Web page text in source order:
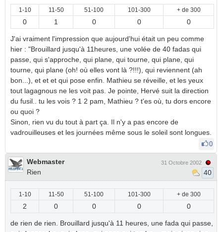
1-10 11-50 51-100 101-300 + de 300
0 1 0 0 0
J'ai vraiment l'impression que aujourd'hui était un peu comme
hier : "Brouillard jusqu'à 11heures, une volée de 40 fadas qui
passe, qui s'approche, qui plane, qui tourne, qui plane, qui
tourne, qui plane (oh! où elles vont là ?!!!), qui reviennent (ah
bon...), et et et qui pose enfin. Mathieu se réveille, et les yeux
tout lagagnous ne les voit pas. Je pointe, Hervé suit la direction
du fusil.. tu les vois ? 1 2 pam, Mathieu ? t'es où, tu dors encore
ou quoi ?
Sinon, rien vu du tout à part ça. Il n'y a pas encore de
vadrouilleuses et les journées même sous le soleil sont longues.
0
Webmaster
Rien
31 Octobre 2002
40
1-10 11-50 51-100 101-300 + de 300
2 0 0 0 0
de rien de rien. Brouillard jusqu'à 11 heures, une fada qui passe,